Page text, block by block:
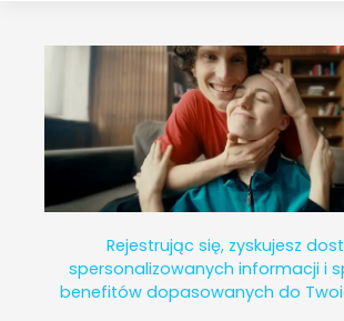
Rejestrując się, zyskujesz
spersonalizowanych informacji i
benefitów dopasowanych do